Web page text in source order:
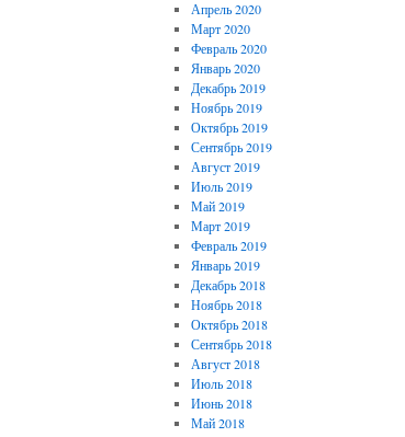
Апрель 2020
Март 2020
Февраль 2020
Январь 2020
Декабрь 2019
Ноябрь 2019
Октябрь 2019
Сентябрь 2019
Август 2019
Июль 2019
Май 2019
Март 2019
Февраль 2019
Январь 2019
Декабрь 2018
Ноябрь 2018
Октябрь 2018
Сентябрь 2018
Август 2018
Июль 2018
Июнь 2018
Май 2018